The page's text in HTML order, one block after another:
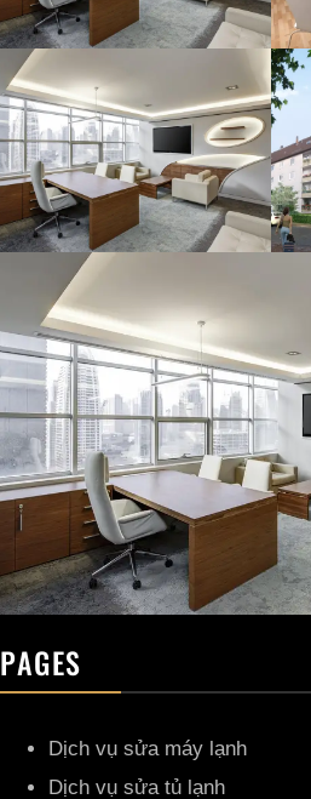
PAGES
Dịch vụ sửa máy lạnh
Dịch vụ sửa tủ lạnh